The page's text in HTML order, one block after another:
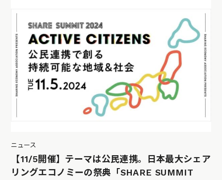
ニュース
【11/5開催】テーマは公民連携。日本最大シェア
リングエコノミーの祭典「SHARE SUMMIT